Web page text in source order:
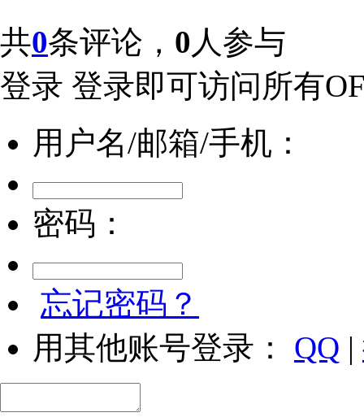
共0条评论， 0 人参与
登录 登录即可访问所有
用户名/邮箱/手机：
密码：
忘记密码？
用其他账号登录： QQ |